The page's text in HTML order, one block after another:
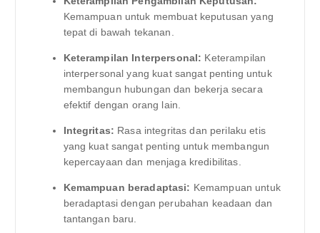
Kemampuan untuk membuat keputusan yang
tepat di bawah tekanan.
Keterampilan Interpersonal: Keterampilan
interpersonal yang kuat sangat penting untuk
membangun hubungan dan bekerja secara
efektif dengan orang lain.
Integritas: Rasa integritas dan perilaku etis
yang kuat sangat penting untuk membangun
kepercayaan dan menjaga kredibilitas.
Kemampuan beradaptasi: Kemampuan untuk
beradaptasi dengan perubahan keadaan dan
tantangan baru.